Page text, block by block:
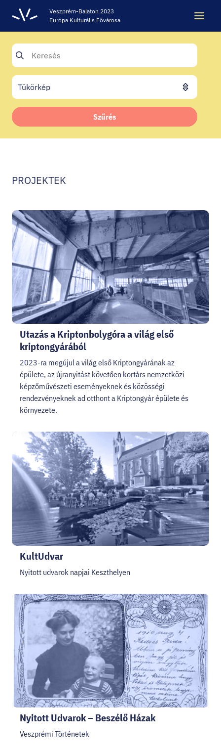
Veszprém-Balaton 2023
Európa Kulturális Fővárosa
Keresés
ÖRÖKSÉG
VESZPRÉM-BALATON 2023 EKF
HELLOVEB PROGRAMAJÁNLÓ
KARRIER
FacebookInstagramYouTubeTwitter
EN
Szűrés
PROJEKTEK
Utazás a Kriptonbolygóra a világ első
kriptongyárából
2023-ra megújul a világ első Kriptongyárának az
épülete, az újranyitást követően kortárs nemzetközi
képzőművészeti eseményeknek és közösségi
rendezvényeknek ad otthont a Kriptongyár épülete és
környezete.
KultUdvar
Nyitott udvarok napjai Keszthelyen
Nyitott Udvarok – Beszélő Házak
Veszprémi Történetek